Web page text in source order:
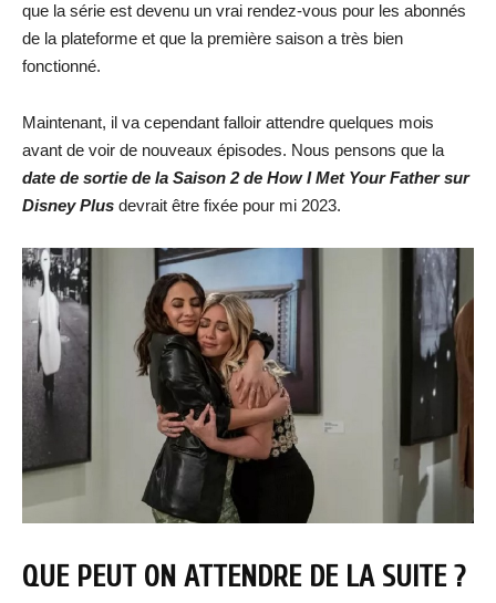
que la série est devenu un vrai rendez-vous pour les abonnés
de la plateforme et que la première saison a très bien
fonctionné.
Maintenant, il va cependant falloir attendre quelques mois
avant de voir de nouveaux épisodes. Nous pensons que la
date de sortie de la Saison 2 de How I Met Your Father sur
Disney Plus devrait être fixée pour mi 2023.
QUE PEUT ON ATTENDRE DE LA SUITE ?